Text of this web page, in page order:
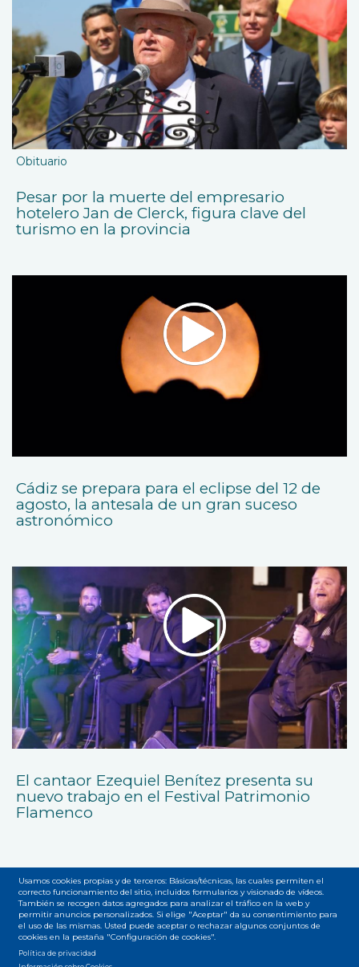
Obituario
Pesar por la muerte del empresario
hotelero Jan de Clerck, figura clave del
turismo en la provincia
Cádiz se prepara para el eclipse del 12 de
agosto, la antesala de un gran suceso
astronómico
El cantaor Ezequiel Benítez presenta su
nuevo trabajo en el Festival Patrimonio
Flamenco
Menú
Accesibilidad Privacidad Legal Cookies Mapa web
Usamos cookies propias y de terceros: Básicas/técnicas, las cuales permiten el
correcto funcionamiento del sitio, incluidos formularios y visionado de vídeos.
También se recogen datos agregados para analizar el tráfico en la web y
permitir anuncios personalizados. Si elige "Aceptar" da su consentimiento para
el uso de las mismas. Usted puede aceptar o rechazar algunos conjuntos de
cookies en la pestaña "Configuración de cookies".
Política de privacidad